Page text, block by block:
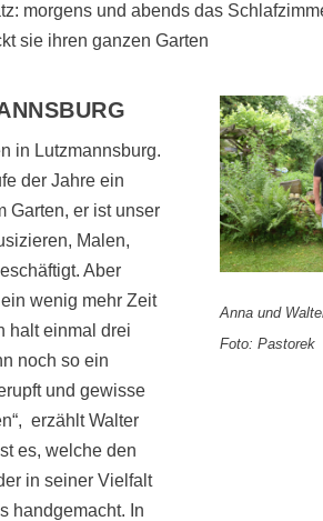
morgens und abends das
sie ihren ganzen Garten
in Lutzmannsburg.
der Jahre ein
Garten, er ist unser
Malen,
Aber
wenig mehr Zeit
halt einmal drei
noch so ein
und gewisse
erzählt Walter
es, welche den
in seiner Vielfalt
handgemacht. In
Anna und
Foto: Pastorek